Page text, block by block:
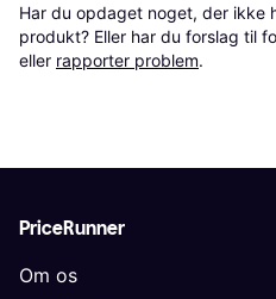
Har du opdaget noget, der ikke
produkt? Eller har du forslag til
eller rapporter problem.
PriceRunner
Om os